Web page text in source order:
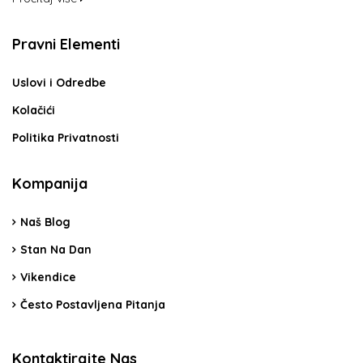
Pravni Elementi
Uslovi i Odredbe
Kolačići
Politika Privatnosti
Kompanija
Naš Blog
Stan Na Dan
Vikendice
Često Postavljena Pitanja
Kontaktirajte Nas